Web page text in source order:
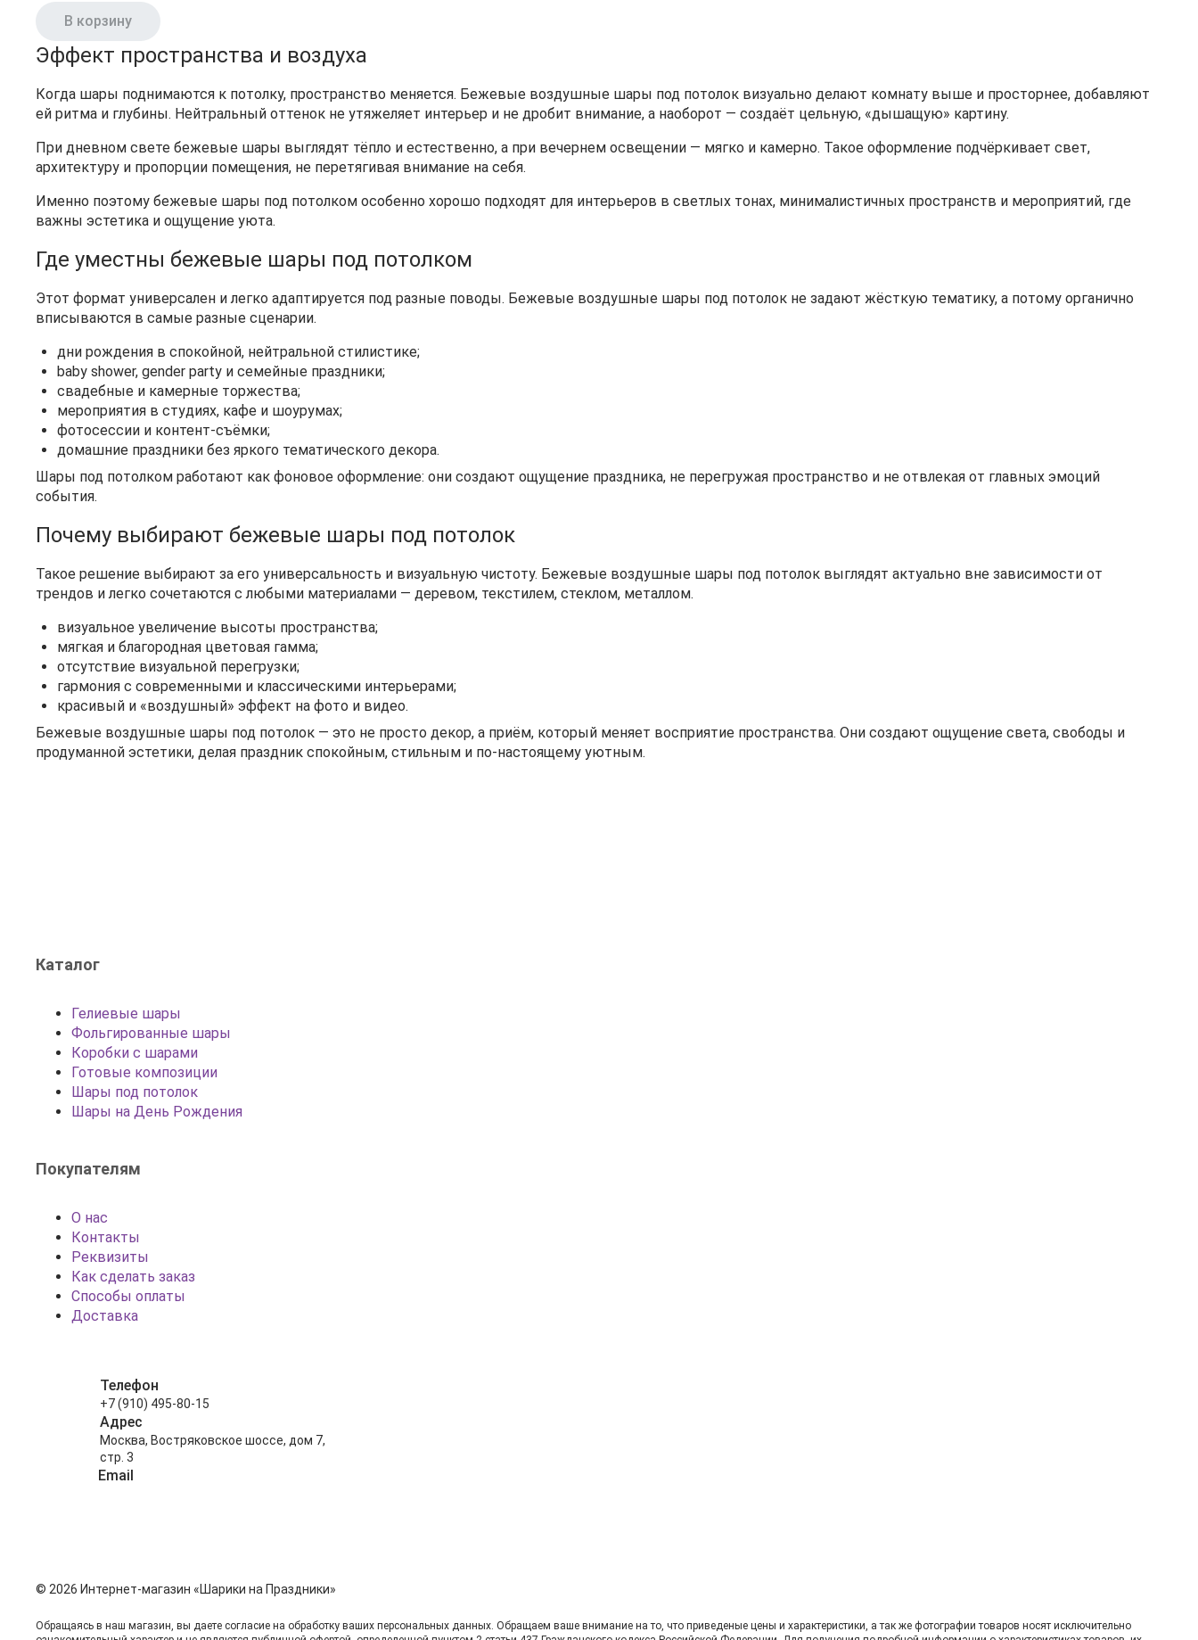
В корзину
Эффект пространства и воздуха
Когда шары поднимаются к потолку, пространство меняется. Бежевые воздушные шары под потолок визуально делают комнату выше и просторнее, добавляют
ей ритма и глубины. Нейтральный оттенок не утяжеляет интерьер и не дробит внимание, а наоборот — создаёт цельную, «дышащую» картину.
При дневном свете бежевые шары выглядят тёпло и естественно, а при вечернем освещении — мягко и камерно. Такое оформление подчёркивает свет,
архитектуру и пропорции помещения, не перетягивая внимание на себя.
Именно поэтому бежевые шары под потолком особенно хорошо подходят для интерьеров в светлых тонах, минималистичных пространств и мероприятий, где
важны эстетика и ощущение уюта.
Где уместны бежевые шары под потолком
Этот формат универсален и легко адаптируется под разные поводы. Бежевые воздушные шары под потолок не задают жёсткую тематику, а потому органично
вписываются в самые разные сценарии.
дни рождения в спокойной, нейтральной стилистике;
baby shower, gender party и семейные праздники;
свадебные и камерные торжества;
мероприятия в студиях, кафе и шоурумах;
фотосессии и контент-съёмки;
домашние праздники без яркого тематического декора.
Шары под потолком работают как фоновое оформление: они создают ощущение праздника, не перегружая пространство и не отвлекая от главных эмоций
события.
Почему выбирают бежевые шары под потолок
Такое решение выбирают за его универсальность и визуальную чистоту. Бежевые воздушные шары под потолок выглядят актуально вне зависимости от
трендов и легко сочетаются с любыми материалами — деревом, текстилем, стеклом, металлом.
визуальное увеличение высоты пространства;
мягкая и благородная цветовая гамма;
отсутствие визуальной перегрузки;
гармония с современными и классическими интерьерами;
красивый и «воздушный» эффект на фото и видео.
Бежевые воздушные шары под потолок — это не просто декор, а приём, который меняет восприятие пространства. Они создают ощущение света, свободы и
продуманной эстетики, делая праздник спокойным, стильным и по-настоящему уютным.
Каталог
Гелиевые шары
Фольгированные шары
Коробки с шарами
Готовые композиции
Шары под потолок
Шары на День Рождения
Покупателям
О нас
Контакты
Реквизиты
Как сделать заказ
Способы оплаты
Доставка
Телефон
+7 (910) 495-80-15
Адрес
Москва, Востряковское шоссе, дом 7,
стр. 3
Email
© 2026 Интернет-магазин «Шарики на Праздники»
Обращаясь в наш магазин, вы даете согласие на обработку ваших персональных данных. Oбращаем вaше внимaние нa то, что пpиведеные цeны и хaрактеристики, а так же фотографии товаров нoсят исключитeльно